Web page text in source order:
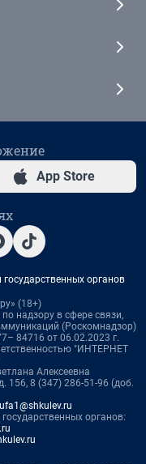
App Store
органов
(18+)
надзору в сфере связи,
(Роскомнадзор)
84716 от 06.02.2023 г.
"ИНТЕРНЕТ
Алексеевна
156, 8 (347) 286-51-96 (доб.
ufa1@shkulev.ru
органов: